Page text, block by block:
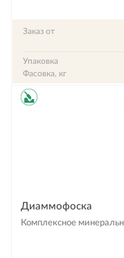
Заказ от
Упаковка
Фасовка, кг
Диаммофоска
Комплексное